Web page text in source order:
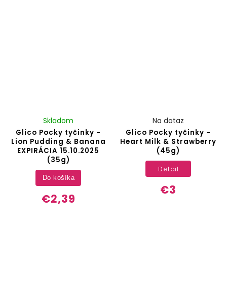
Glico Pocky tyčinky -
Lion Pudding & Banana
EXPIRÁCIA 15.10.2025
(35g)
Skladom
€2,39
Do košíka
Glico Pocky tyčinky -
Heart Milk & Strawberry
(45g)
Na dotaz
€3
Detail